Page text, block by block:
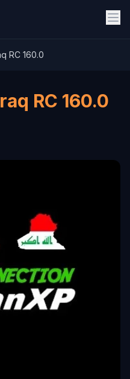
RC 160.0
RC 160.0